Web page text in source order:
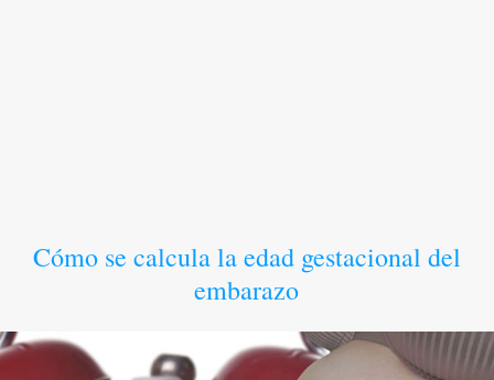
Cómo se calcula la edad gestacional del
embarazo